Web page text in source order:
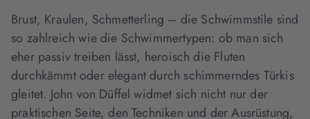
Brust, Kraulen, Schmetterling – die Schwimmstile sind
so zahlreich wie die Schwimmertypen: ob man sich
eher passiv treiben lässt, heroisch die Fluten
durchkämmt oder elegant durch schimmerndes Türkis
gleitet. John von Düffel widmet sich nicht nur der
praktischen Seite, den Techniken und der Ausrüstung,